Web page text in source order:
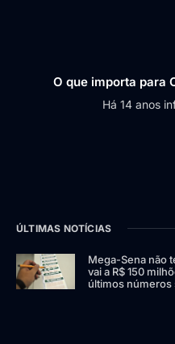
O que importa para
Há 14 anos
ÚLTIMAS NOTÍCIAS
Mega-Sena não
vai a R$ 150
últimos números